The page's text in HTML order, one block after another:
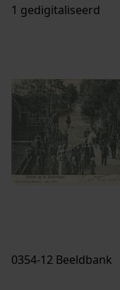
1 gedigitaliseerd
0354-12 Beeldbank